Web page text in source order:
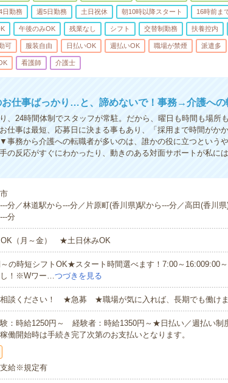
日勤務 週5日勤務 土日祝休 朝10時以降スタート 16時前ま
午後のみOK 残業なし シフト 交替制勤務 扶養控内
可 服装自由 日払いOK 週払いOK 職場が禁煙 派遣多
看護師 介護士
仕事ばっかり…と、諦めないで！事務→介護への
、24時間体制でスタッフが常駐。だから、曜日も時間も場所
仕事は最短、応募日に決まる事もあり、「採用まで時間がか
事務から介護への転職者が多いのは、誰かの役に立つという
の反応がすぐにわかったり、動きのある対面サポートが私に
分／林道駅から---分／片原町(香川県)駅から---分／高田(香川
分
OK（月～金） ★土日休みOK
の時短シフトOK★スタート時間選べます！7:00～16:009:00
し！※Wワー…つづきを見る
相談ください！ ★急募 ★職場が気に入れば、長期でも働けま
：時給1250円～ 経験者：時給1350円～★日払い／週払い制
働開始時は手続き完了次第のお支払いとなります。
給※規定有